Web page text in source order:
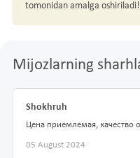
tomonidan amalga oshiriladi!
Mijozlarning
Shokhruh
Цена приемлемая, качество
05 August 2024